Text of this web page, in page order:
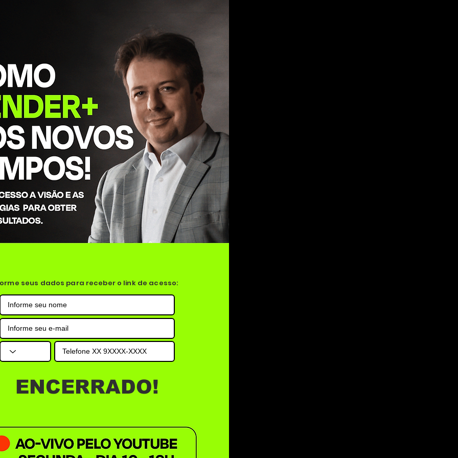
seus dados para receber o link de acesso:
ENCERRADO!